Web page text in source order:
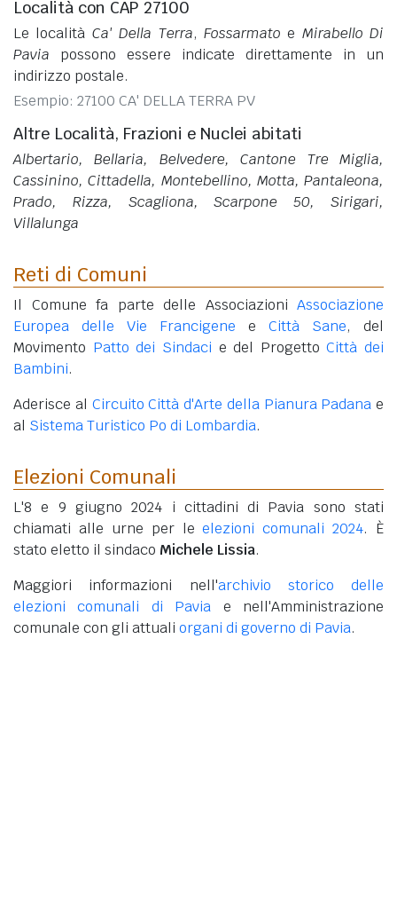
Località con CAP 27100
Le località Ca' Della Terra, Fossarmato e Mirabello Di
Pavia possono essere indicate direttamente in un
indirizzo postale.
Esempio: 27100 CA' DELLA TERRA PV
Altre Località, Frazioni e Nuclei abitati
Albertario, Bellaria, Belvedere, Cantone Tre Miglia,
Cassinino, Cittadella, Montebellino, Motta, Pantaleona,
Prado, Rizza, Scagliona, Scarpone 50, Sirigari,
Villalunga
Reti di Comuni
Il Comune fa parte delle Associazioni Associazione
Europea delle Vie Francigene e Città Sane, del
Movimento Patto dei Sindaci e del ProgettoCittà dei
Bambini.
Aderisce al Circuito Città d'Arte della Pianura Padana e
al Sistema Turistico Po di Lombardia.
Elezioni Comunali
L'8 e 9 giugno 2024 i cittadini di Pavia sono stati
chiamati alle urne per leelezioni comunali 2024. È
stato eletto il sindaco Michele Lissia.
Maggiori informazioni nell'archivio storico delle
elezioni comunali di Pavia e nell'Amministrazione
comunale con gli attuali organi di governo di Pavia.